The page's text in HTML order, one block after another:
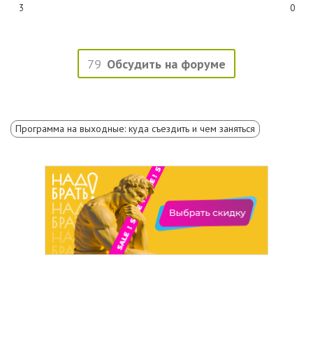
3 0
79 Обсудить на форуме
Программа на выходные: куда съездить и чем заняться